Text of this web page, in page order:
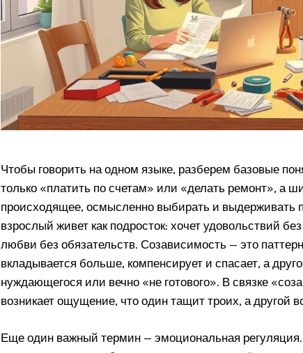
Чтобы говорить на одном языке, разберем базовые
только «платить по счетам» или «делать ремонт», а
происходящее, осмысленно выбирать и выдерживать
взрослый живет как подросток: хочет удовольствий
любви без обязательств. Созависимость — это
вкладывается больше, компенсирует и спасает, а
нуждающегося или вечно «не готового». В связке
возникает ощущение, что один тащит троих, а другой
Еще один важный термин — эмоциональная